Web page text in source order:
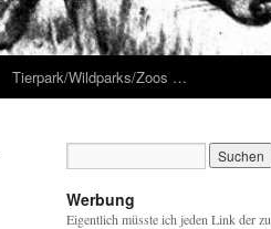
Tierpark/Wildparks/Zoos …
Werbung
Eigentlich müsste ich jeden Link der zu